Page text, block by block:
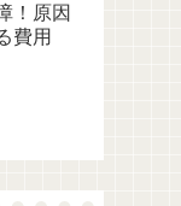
！原因
費用